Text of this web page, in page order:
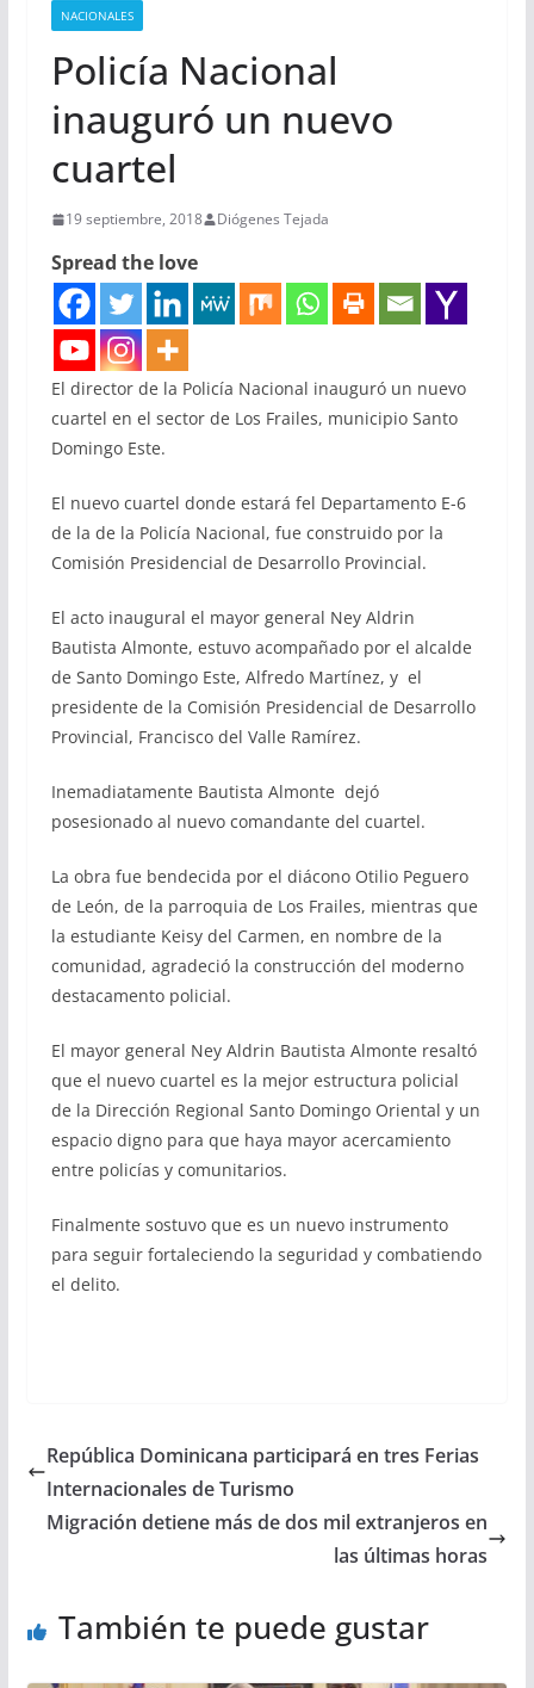
NACIONALES
Policía Nacional
inauguró un nuevo
cuartel
19 septiembre, 2018 Diógenes Tejada
Spread the love
El director de la Policía Nacional inauguró un nuevo
cuartel en el sector de Los Frailes, municipio Santo
Domingo Este.
El nuevo cuartel donde estará fel Departamento E-6
de la de la Policía Nacional, fue construido por la
Comisión Presidencial de Desarrollo Provincial.
El acto inaugural el mayor general Ney Aldrin
Bautista Almonte, estuvo acompañado por el alcalde
de Santo Domingo Este, Alfredo Martínez, y el
presidente de la Comisión Presidencial de Desarrollo
Provincial, Francisco del Valle Ramírez.
Inemadiatamente Bautista Almonte dejó
posesionado al nuevo comandante del cuartel.
La obra fue bendecida por el diácono Otilio Peguero
de León, de la parroquia de Los Frailes, mientras que
la estudiante Keisy del Carmen, en nombre de la
comunidad, agradeció la construcción del moderno
destacamento policial.
El mayor general Ney Aldrin Bautista Almonte resaltó
que el nuevo cuartel es la mejor estructura policial
de la Dirección Regional Santo Domingo Oriental y un
espacio digno para que haya mayor acercamiento
entre policías y comunitarios.
Finalmente sostuvo que es un nuevo instrumento
para seguir fortaleciendo la seguridad y combatiendo
el delito.
República Dominicana participará en tres Ferias
Internacionales de Turismo
Migración detiene más de dos mil extranjeros en
las últimas horas
También te puede gustar